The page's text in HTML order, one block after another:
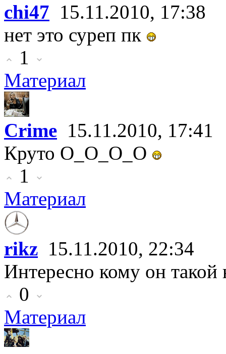
chi47 15.11.2010, 17:38
нет это суреп пк
1
Материал
Crime 15.11.2010, 17:41
Круто О_О_О_О
1
Материал
rikz 15.11.2010, 22:34
Интересно кому он такой
0
Материал